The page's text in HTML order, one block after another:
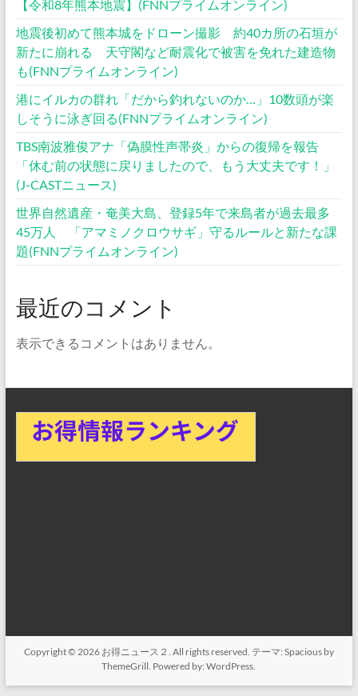
【令和8年熊本地震】(FNNプライムオンライン)
地震後初めて熊本城をドローン撮影 約40カ所の石垣が
新たに崩れる 天守閣など耐震化で被害を免れた建造物
も(FNNプライムオンライン)
港にイルカの群れ「だから釣れないのか…」10数頭が楽
しそうに泳ぎ回る(FNNプライムオンライン)
TBS南波雅俊アナ「偽膜性声帯炎」からの復帰を報告
「休む前の状態に戻りましたので、もう大丈夫です！」
(J-CASTニュース)
世界自然遺産・奄美大島、登録5年で来島者が過去最多
45万人 「アマミノクロウサギ」守るルールと新たな課
題(FNNプライムオンライン)
最近のコメント
表示できるコメントはありません。
Copyright © 2026 お得ニュース２ . All rights reserved. テーマ: Spaciousby
ThemeGrill. Powered by:WordPress